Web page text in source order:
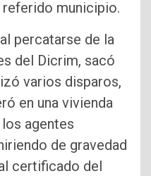
municipio.
percatarse de la
del Dicrim, sacó
varios disparos,
en una vivienda
agentes
de gravedad
certificado del